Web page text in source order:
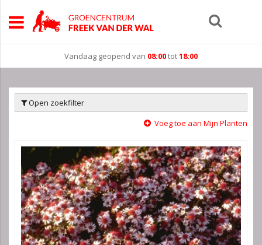
Vandaag geopend van 08:00tot18:00
Open zoekfilter
Voeg toe aan Mijn Planten